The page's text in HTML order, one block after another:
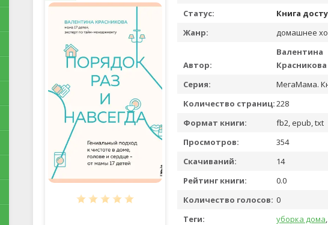
Статус:
Книга
Жанр:
домашнее
Автор:
Валентина
Красникова
Серия:
МегаМама.
Количество страниц:228
Формат книги:
fb2, epub, txt
Просмотров:
354
Скачиваний:
14
Рейтинг книги:
0.0
Количество голосов: 0
Теги:
уборка дома,